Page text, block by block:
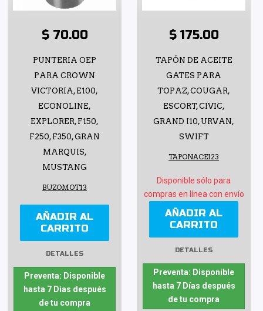
$ 70.00
PUNTERIA OEP
PARA CROWN
VICTORIA, E100,
ECONOLINE,
EXPLORER, F150,
F250, F350, GRAN
MARQUIS,
MUSTANG
BUZOMOT13
AÑADIR AL
CARRITO
DETALLES
Preventa: Disponible
hasta 7 Días después
de tu compra
$ 175.00
TAPÓN DE ACEITE
GATES PARA
TOPAZ, COUGAR,
ESCORT, CIVIC,
GRAND I10, URVAN,
SWIFT
TAPONACEI23
Disponible sólo para
compras en línea con envío
AÑADIR AL
CARRITO
DETALLES
Preventa: Disponible
hasta 7 Días después
de tu compra